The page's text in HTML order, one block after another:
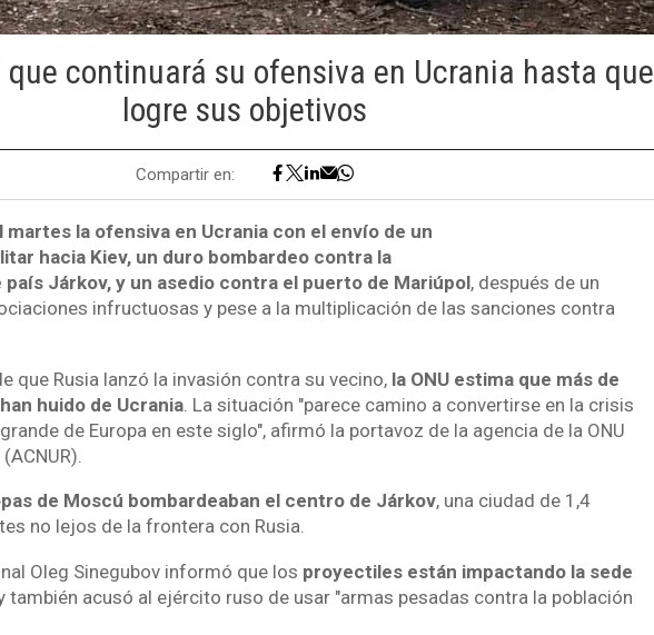
que continuará su ofensiva en Ucrania hasta que
logre sus objetivos
Compartir en:
la ofensiva en Ucrania con el envío de un
hacia Kiev, un duro bombardeo contra la
país Járkov, y un asedio contra el puerto de Mariúpol, después de un
infructuosas y pese a la multiplicación de las sanciones contra
que Rusia lanzó la invasión contra su vecino,la ONU estima que más de
huido de Ucrania. La situación "parece camino a convertirse en la crisis
de Europa en este siglo", afirmó la portavoz de la agencia de la ONU
de Moscú bombardeaban el centro de Járkov, una ciudad de 1,4
no lejos de la frontera con Rusia.
Oleg Sinegubov informó que los proyectiles están impactando la sede
también acusó al ejército ruso de usar "armas pesadas contra la población